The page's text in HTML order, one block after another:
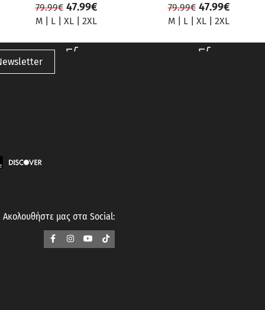
79.99€ 47.99€
M L XL 2XL
79.99€ 47.99€
M L XL 2XL
Ακολουθήστε μας στα Social: